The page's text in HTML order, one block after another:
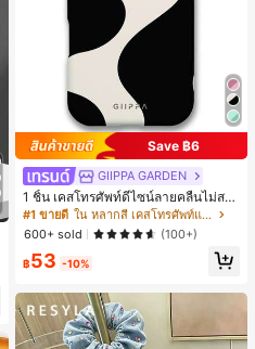
Save ฿6
GIIPPA GARDEN
1 ชิ้น เคสโทรศัพท์ดีไซน์ลายคลื่นไม่สม
มาตรสำหรับ Phone 17 Pro Max, เหม
าะสำหรับ Phone 16 Pro Max, 15 Pro
Max, 14 Pro Max, เคสโทรศัพท์สไตล์เ
กาหลีและน่าสนใจ, เข้ากันได้กับ 11/12/
13/14/15/16 Pro Max Plus, ดีไซน์หรู
ขวัญในอุดมคติสำหรับคริสต์มาส, วันว
าเลนไทน์, อีสเตอร์, ฤดูแต่งงานและวันเ
กิดสำหรับแฟนสาว
#1 ขายดี
ใน หลากสี เคสโทรศัพท์แฟชั่น
600+ sold
(100+)
฿53 -10%